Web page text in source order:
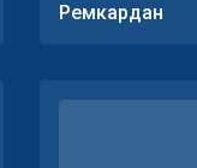
Ремкардан